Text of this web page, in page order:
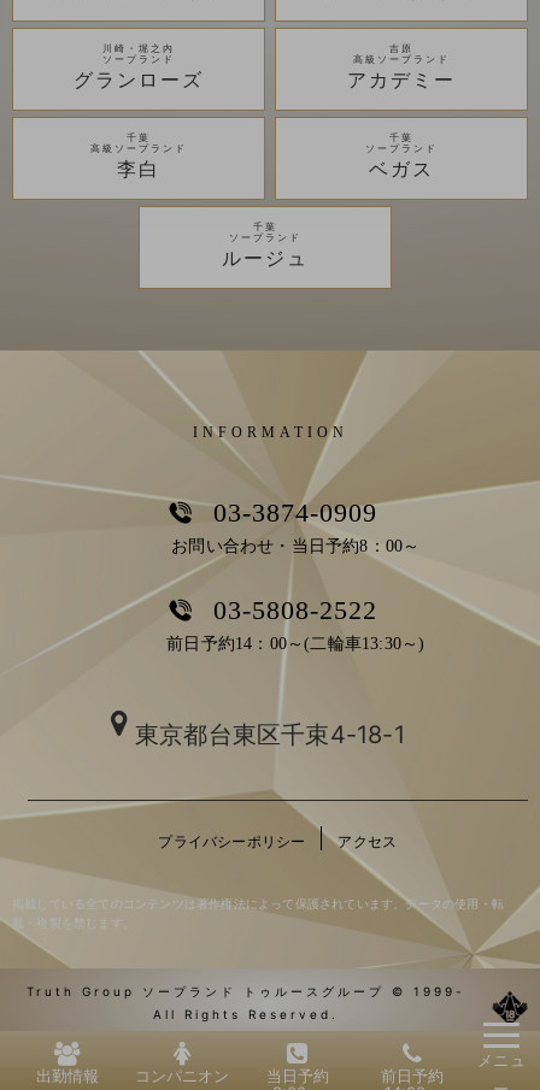
川崎・堀之内
ソープランド
グランローズ
吉原
高級ソープランド
アカデミー
千葉
高級ソープランド
李白
千葉
ソープランド
ベガス
千葉
ソープランド
ルージュ
INFORMATION
03-3874-0909
お問い合わせ・当日予約8：00～
03-5808-2522
前日予約14：00～(二輪車13:30～)
東京都台東区千束4-18-1
プライバシーポリシー アクセス
掲載している全てのコンテンツは著作権法によって保護されています。データの使用・転
載・複製を禁じます。
Truth Group ソープランド トゥルースグループ © 1999-
All Rights Reserved.
メニュ
出勤情報 コンパニオン
当日予約
前日予約